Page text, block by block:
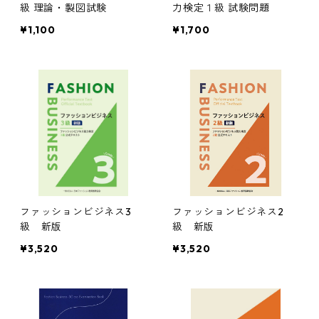
級 理論・製図試験
¥1,100
力検定１級 試験問題
¥1,700
ファッションビジネス3
級 新版
¥3,520
ファッションビジネス2
級 新版
¥3,520